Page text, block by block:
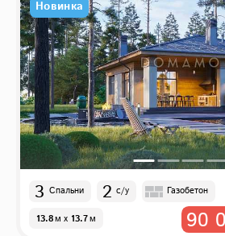
Новинка
3 Спальни 2 с/у Газобетон
13.8м x 13.7м 90